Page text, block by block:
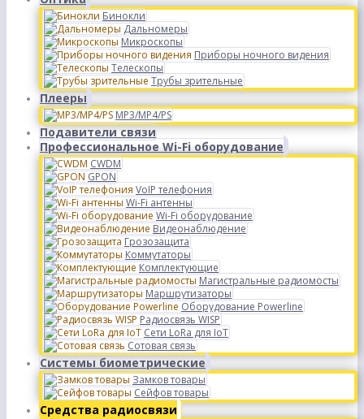
Бинокли
Дальномеры
Микроскопы
Приборы ночного видения
Телескопы
Трубы зрительные
Плееры
MP3/MP4/PS
Подавители связи
Профессиональное Wi-Fi оборудование
CWDM
GPON
VoIP телефония
Wi-Fi антенны
Wi-Fi оборудование
Видеонаблюдение
Грозозащита
Коммутаторы
Комплектующие
Магистральные радиомосты
Маршрутизаторы
Оборудование Powerline
Радиосвязь WISP
Сети LoRa для IoT
Сотовая связь
Системы биометрические
Замков товары
Сейфов товары
Средства радиосвязи